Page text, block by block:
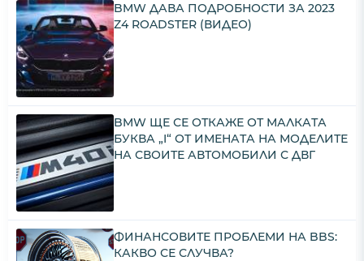
BMW ДАВА ПОДРОБНОСТИ ЗА 2023
Z4 ROADSTER (ВИДЕО)
BMW ЩЕ СЕ ОТКАЖЕ ОТ МАЛКАТА
БУКВА „I“ ОТ ИМЕНАТА НА МОДЕЛИТЕ
НА СВОИТЕ АВТОМОБИЛИ С ДВГ
ФИНАНСОВИТЕ ПРОБЛЕМИ НА BBS:
КАКВО СЕ СЛУЧВА?